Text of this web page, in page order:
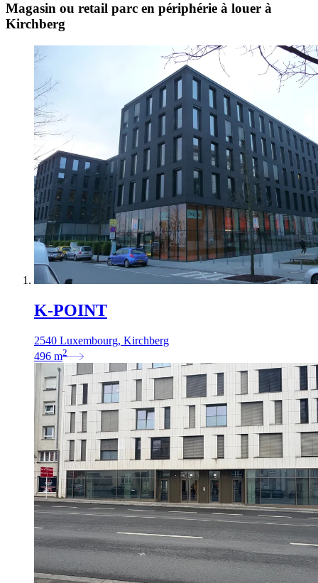
Magasin ou retail parc en périphérie à louer à
Kirchberg
K-POINT
2540 Luxembourg, Kirchberg
496 m2